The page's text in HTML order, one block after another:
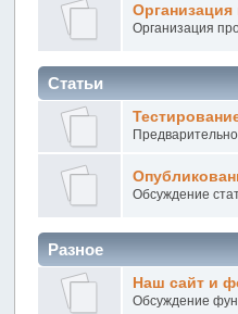
Организация
Организация
Статьи
Обсуждение
Разное
Наш сайт и
Обсуждение